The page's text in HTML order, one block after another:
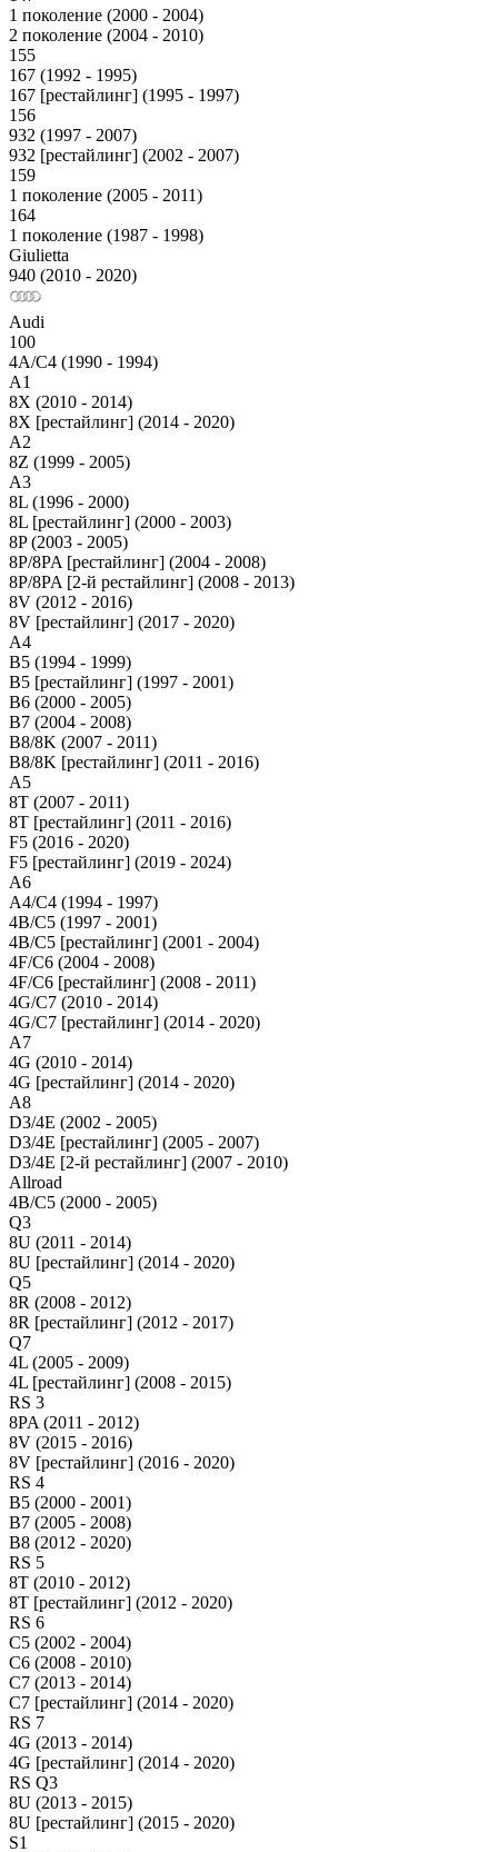
1 поколение (2000 - 2004)
2 поколение (2004 - 2010)
155
167 (1992 - 1995)
167 [рестайлинг] (1995 - 1997)
156
932 (1997 - 2007)
932 [рестайлинг] (2002 - 2007)
159
1 поколение (2005 - 2011)
164
1 поколение (1987 - 1998)
Giulietta
940 (2010 - 2020)
Audi
100
4A/C4 (1990 - 1994)
A1
8X (2010 - 2014)
8X [рестайлинг] (2014 - 2020)
A2
8Z (1999 - 2005)
A3
8L (1996 - 2000)
8L [рестайлинг] (2000 - 2003)
8P (2003 - 2005)
8P/8PA [рестайлинг] (2004 - 2008)
8P/8PA [2-й рестайлинг] (2008 - 2013)
8V (2012 - 2016)
8V [рестайлинг] (2017 - 2020)
A4
B5 (1994 - 1999)
B5 [рестайлинг] (1997 - 2001)
B6 (2000 - 2005)
B7 (2004 - 2008)
B8/8K (2007 - 2011)
B8/8K [рестайлинг] (2011 - 2016)
A5
8T (2007 - 2011)
8T [рестайлинг] (2011 - 2016)
F5 (2016 - 2020)
F5 [рестайлинг] (2019 - 2024)
A6
A4/C4 (1994 - 1997)
4B/C5 (1997 - 2001)
4B/C5 [рестайлинг] (2001 - 2004)
4F/C6 (2004 - 2008)
4F/C6 [рестайлинг] (2008 - 2011)
4G/C7 (2010 - 2014)
4G/C7 [рестайлинг] (2014 - 2020)
A7
4G (2010 - 2014)
4G [рестайлинг] (2014 - 2020)
A8
D3/4E (2002 - 2005)
D3/4E [рестайлинг] (2005 - 2007)
D3/4E [2-й рестайлинг] (2007 - 2010)
Allroad
4B/C5 (2000 - 2005)
Q3
8U (2011 - 2014)
8U [рестайлинг] (2014 - 2020)
Q5
8R (2008 - 2012)
8R [рестайлинг] (2012 - 2017)
Q7
4L (2005 - 2009)
4L [рестайлинг] (2008 - 2015)
RS 3
8PA (2011 - 2012)
8V (2015 - 2016)
8V [рестайлинг] (2016 - 2020)
RS 4
B5 (2000 - 2001)
B7 (2005 - 2008)
B8 (2012 - 2020)
RS 5
8T (2010 - 2012)
8T [рестайлинг] (2012 - 2020)
RS 6
C5 (2002 - 2004)
C6 (2008 - 2010)
C7 (2013 - 2014)
C7 [рестайлинг] (2014 - 2020)
RS 7
4G (2013 - 2014)
4G [рестайлинг] (2014 - 2020)
RS Q3
8U (2013 - 2015)
8U [рестайлинг] (2015 - 2020)
S1